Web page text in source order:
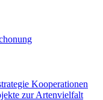
Kooperationen
zur Artenvielfalt